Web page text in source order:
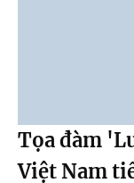
Tọa đàm
Việt Nam